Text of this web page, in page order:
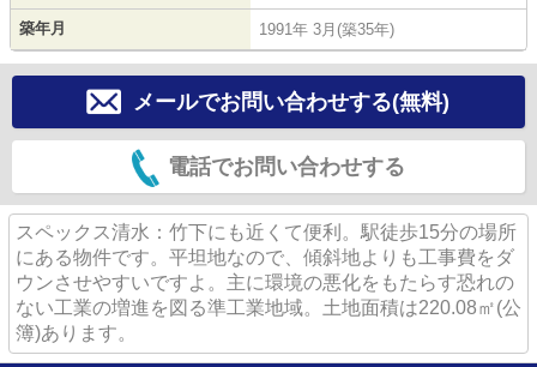
築年月 1991年 3月(築35年)
メールでお問い合わせする(無料)
電話でお問い合わせする
スペックス清水：竹下にも近くて便利。駅徒歩15分の場所
にある物件です。平坦地なので、傾斜地よりも工事費をダ
ウンさせやすいですよ。主に環境の悪化をもたらす恐れの
ない工業の増進を図る準工業地域。土地面積は220.08㎡(公
簿)あります。